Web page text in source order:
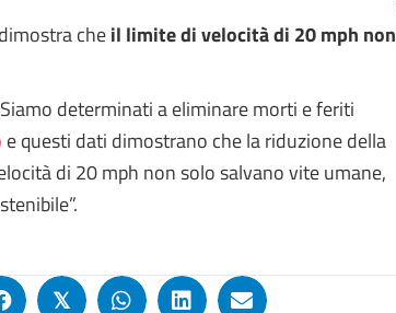
cheil limite di velocità di 20 mph non
determinati a eliminare morti e feriti
e questi dati dimostrano che la riduzione della
di 20 mph non solo salvano vite umane,
𝕏